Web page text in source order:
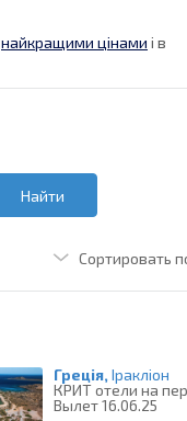
найкращими цінами і в
Найти
Греція, Іракліон
КРИТ отели на
Вылет 16.06.25